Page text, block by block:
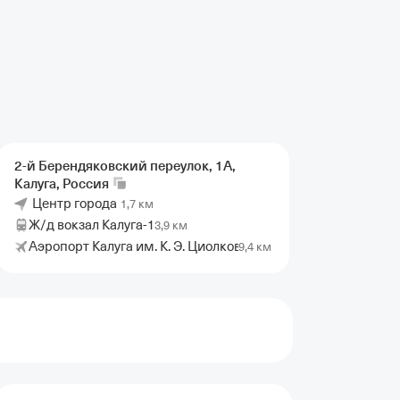
2-й Берендяковский переулок, 1А,
Калуга, Россия
Центр города 1,7 км
Ж/д вокзал Калуга-13,9 км
Аэропорт Калуга им. К. Э. Циолковского
9,4 км